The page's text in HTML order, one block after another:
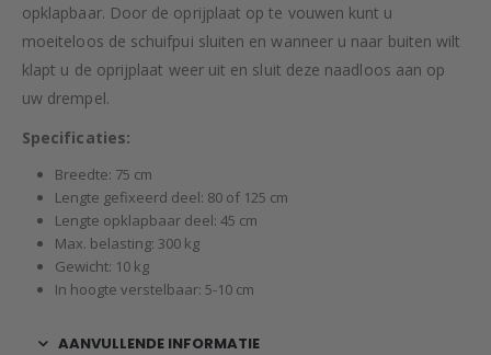
opklapbaar. Door de oprijplaat op te vouwen kunt u
moeiteloos de schuifpui sluiten en wanneer u naar buiten wilt
klapt u de oprijplaat weer uit en sluit deze naadloos aan op
uw drempel.
Specificaties:
Breedte: 75 cm
Lengte gefixeerd deel: 80 of 125 cm
Lengte opklapbaar deel: 45 cm
Max. belasting: 300 kg
Gewicht: 10 kg
In hoogte verstelbaar: 5-10 cm
AANVULLENDE INFORMATIE